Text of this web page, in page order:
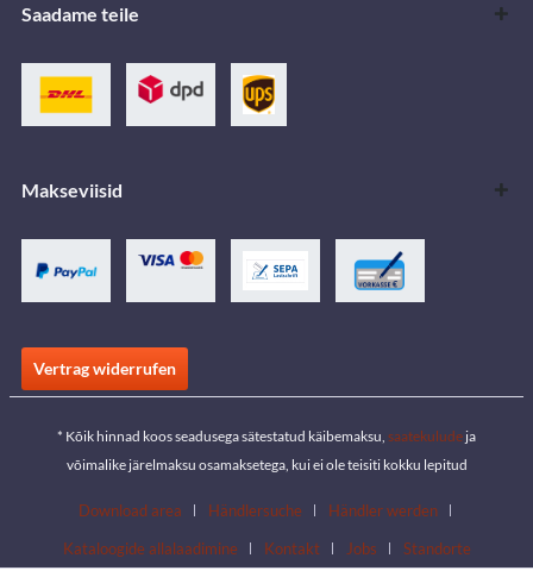
Saadame teile
Makseviisid
Vertrag widerrufen
* Kõik hinnad koos seadusega sätestatud käibemaksu, saatekulude ja
võimalike järelmaksu osamaksetega, kui ei ole teisiti kokku lepitud
Download area Händlersuche
Händler werden
Kataloogide allalaadimine
Kontakt Jobs Standorte